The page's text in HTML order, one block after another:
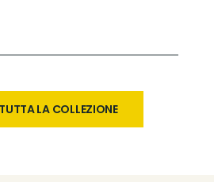
LA COLLEZIONE